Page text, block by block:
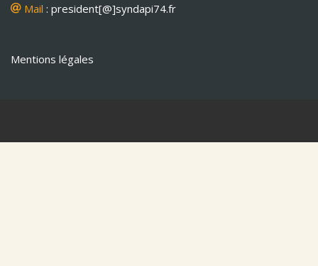
Mail : president[@]syndapi74.fr
Mentions légales